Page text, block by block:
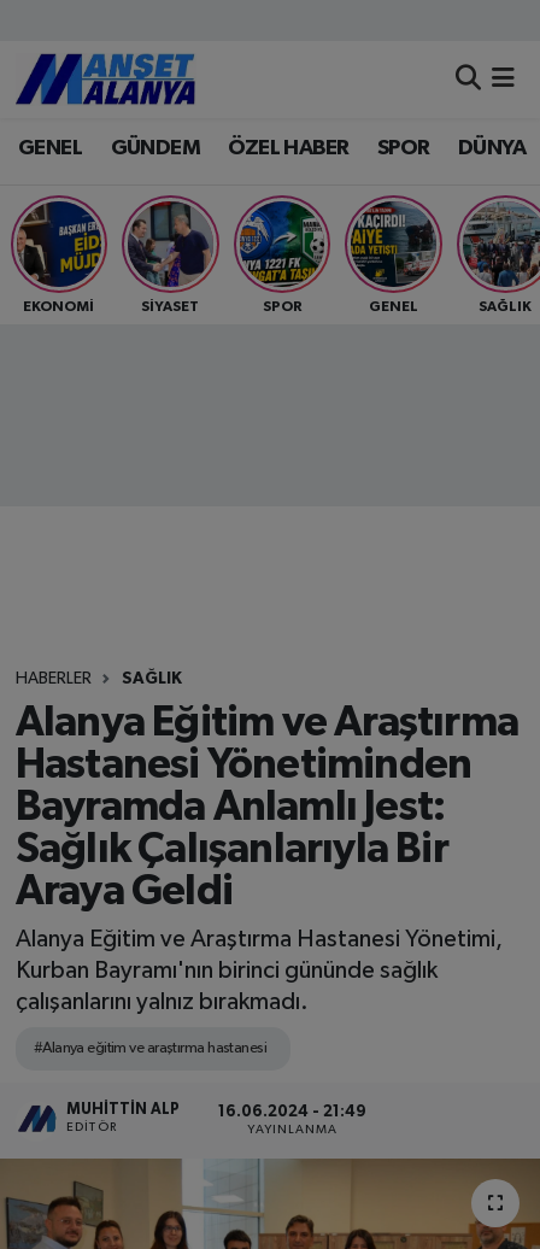
GENEL GÜNDEM ÖZEL HABER SPOR DÜNYA
EKONOMİ SİYASET SPOR GENEL SAĞLIK
HABERLER SAĞLIK
Alanya Eğitim ve Araştırma
Hastanesi Yönetiminden
Bayramda Anlamlı Jest:
Sağlık Çalışanlarıyla Bir
Araya Geldi
Alanya Eğitim ve Araştırma Hastanesi Yönetimi,
Kurban Bayramı'nın birinci gününde sağlık
çalışanlarını yalnız bırakmadı.
#Alanya eğitim ve araştırma hastanesi
MUHITTIN ALP
EDITÖR
16.06.2024 - 21:49
YAYINLANMA
Antalya Nöbetçi Eczaneler
Antalya Hava Durumu
Antalya Namaz Vakitleri
Antalya Trafik Yoğunluk Haritası